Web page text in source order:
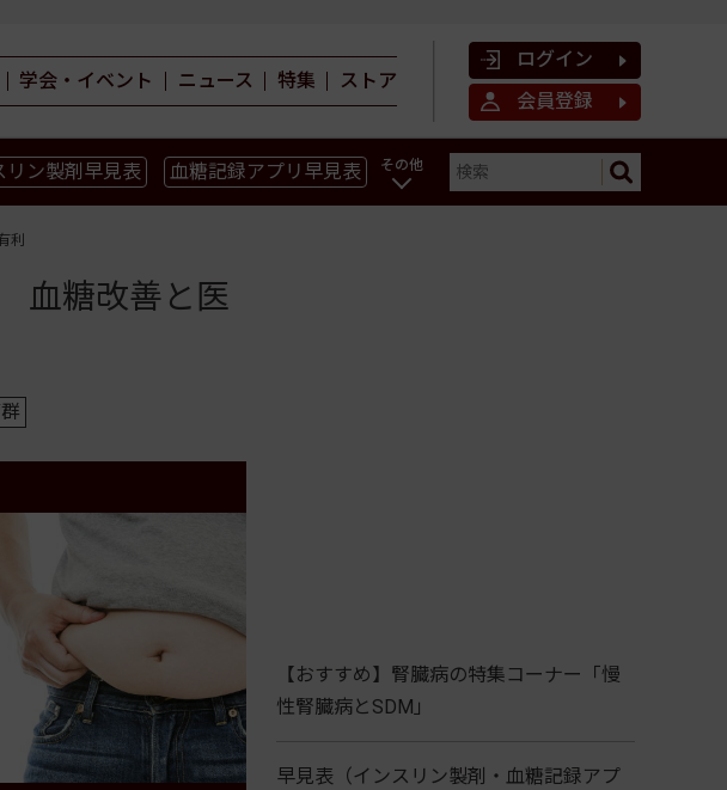
学会・イベント ニュース 特集 ストア
ログイン
会員登録
リン製剤早見表 血糖記録アプリ早見表 その他
利
血糖改善と医
【おすすめ】腎臓病の特集コーナー「慢
性腎臓病とSDM」
早見表（インスリン製剤・血糖記録アプ